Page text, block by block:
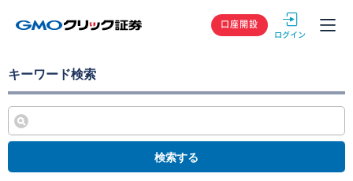
GMOクリック
口座開設
キーワード検索
検索する